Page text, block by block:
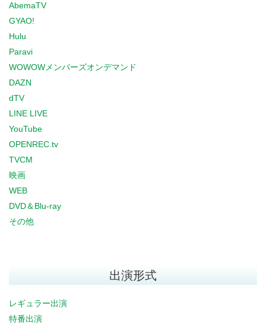
AbemaTV
GYAO!
Hulu
Paravi
WOWOWメンバーズオンデマンド
DAZN
dTV
LINE LIVE
YouTube
OPENREC.tv
TVCM
映画
WEB
DVD＆Blu-ray
その他
出演形式
レギュラー出演
特番出演